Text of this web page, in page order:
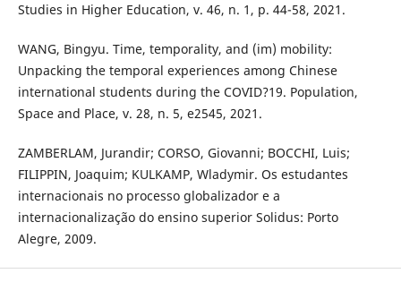
Studies in Higher Education, v. 46, n. 1, p. 44-58, 2021.
WANG, Bingyu. Time, temporality, and (im) mobility:
Unpacking the temporal experiences among Chinese
international students during the COVID?19. Population,
Space and Place, v. 28, n. 5, e2545, 2021.
ZAMBERLAM, Jurandir; CORSO, Giovanni; BOCCHI, Luis;
FILIPPIN, Joaquim; KULKAMP, Wladymir. Os estudantes
internacionais no processo globalizador e a
internacionalização do ensino superior Solidus: Porto
Alegre, 2009.